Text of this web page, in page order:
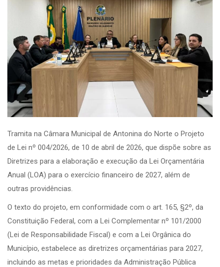
Tramita na Câmara Municipal de Antonina do Norte o Projeto
de Lei nº 004/2026, de 10 de abril de 2026, que dispõe sobre as
Diretrizes para a elaboração e execução da Lei Orçamentária
Anual (LOA) para o exercício financeiro de 2027, além de
outras providências.
O texto do projeto, em conformidade com o art. 165, §2º, da
Constituição Federal, com a Lei Complementar nº 101/2000
(Lei de Responsabilidade Fiscal) e com a Lei Orgânica do
Município, estabelece as diretrizes orçamentárias para 2027,
incluindo as metas e prioridades da Administração Pública